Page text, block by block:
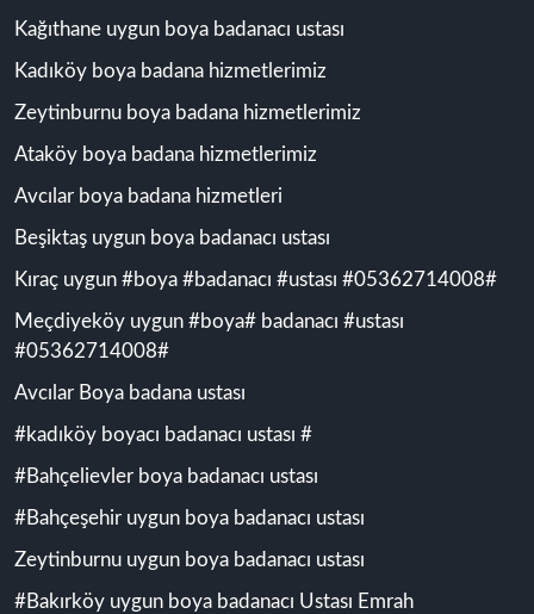
Kağıthane uygun boya badanacı ustası
Kadıköy boya badana hizmetlerimiz
Zeytinburnu boya badana hizmetlerimiz
Ataköy boya badana hizmetlerimiz
Avcılar boya badana hizmetleri
Beşiktaş uygun boya badanacı ustası
Kıraç uygun #boya #badanacı #ustası #05362714008#
Meçdiyeköy uygun #boya# badanacı #ustası
#05362714008#
Avcılar Boya badana ustası
#kadıköy boyacı badanacı ustası #
#Bahçelievler boya badanacı ustası
#Bahçeşehir uygun boya badanacı ustası
Zeytinburnu uygun boya badanacı ustası
#Bakırköy uygun boya badanacı Ustası Emrah